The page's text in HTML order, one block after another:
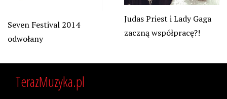
Seven Festival 2014
odwołany
Judas Priest i Lady Gaga
zaczną współpracę?!
TerazMuzyka.pl